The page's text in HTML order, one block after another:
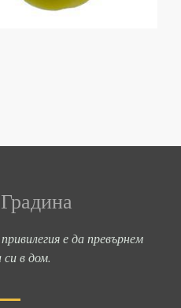
е да превърнем
в дом.